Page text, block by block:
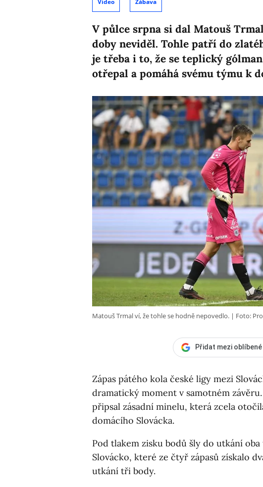
V půlce srpna si dal Matouš
doby neviděl. Tohle patří do
je třeba i to, že se teplický
otřepal a pomáhá svému týmu k
Matouš Trmal ví, že tohle se hodně nepovedlo. Foto:
Přidat mezi
Zápas pátého kola české ligy mezi
dramatický moment v samotném
připsal zásadní minelu, která zcela
domácího Slovácka.
Pod tlakem zisku bodů šly do utkání
Slovácko, které ze čtyř zápasů získalo
utkání tři body.